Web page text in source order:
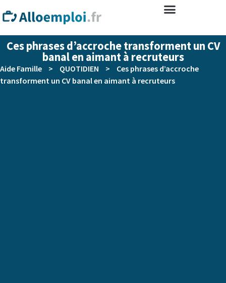
Ces phrases d’accroche transforment un CV
banal en aimant à recruteurs
Aide Famille > QUOTIDIEN >
Ces phrases d’accroche
transforment un CV banal en aimant à recruteurs